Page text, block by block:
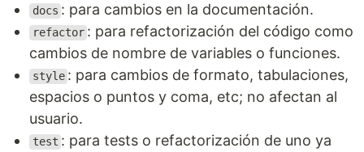
docs : para cambios en la documentación.
refactor : para refactorización del código como
cambios de nombre de variables o funciones.
style : para cambios de formato, tabulaciones,
espacios o puntos y coma, etc; no afectan al
usuario.
test : para tests o refactorización de uno ya